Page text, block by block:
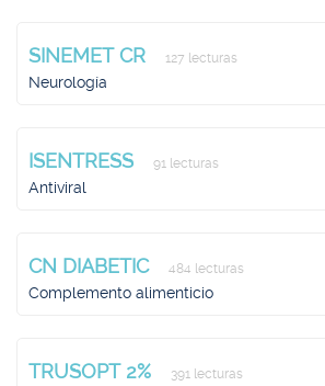
SINEMET CR 127 lecturas
Neurología
ISENTRESS 91 lecturas
Antiviral
CN DIABETIC 484 lecturas
Complemento alimenticio
TRUSOPT 2% 391 lecturas